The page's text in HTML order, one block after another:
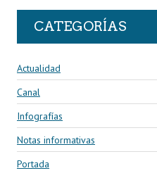
CATEGORÍAS
Actualidad
Canal
Infografías
Notas informativas
Portada